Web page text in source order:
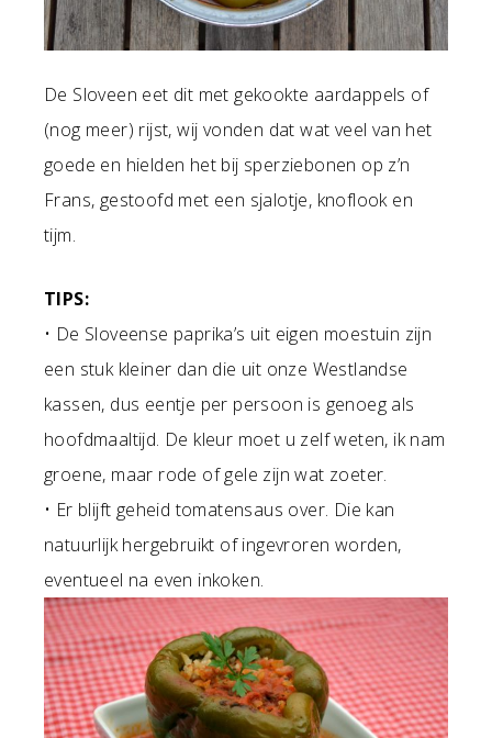
De Sloveen eet dit met gekookte aardappels of
(nog meer) rijst, wij vonden dat wat veel van het
goede en hielden het bij sperziebonen op z’n
Frans, gestoofd met een sjalotje, knoflook en
tijm.
TIPS:
• De Sloveense paprika’s uit eigen moestuin zijn
een stuk kleiner dan die uit onze Westlandse
kassen, dus eentje per persoon is genoeg als
hoofdmaaltijd. De kleur moet u zelf weten, ik nam
groene, maar rode of gele zijn wat zoeter.
• Er blijft geheid tomatensaus over. Die kan
natuurlijk hergebruikt of ingevroren worden,
eventueel na even inkoken.